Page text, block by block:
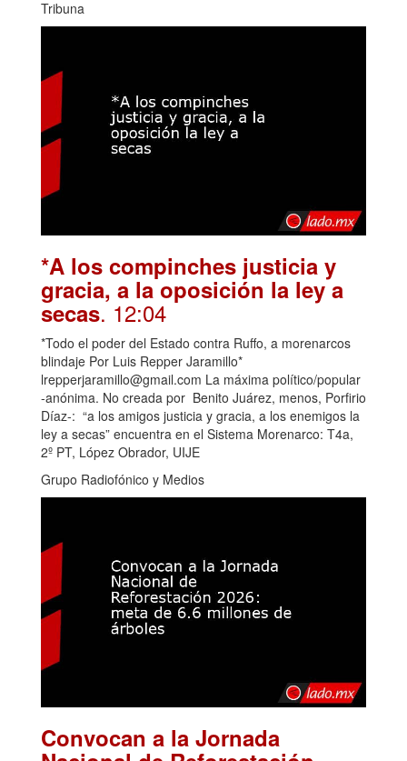
Tribuna
*A los compinches justicia y
gracia, a la oposición la ley a
secas. 12:04
*Todo el poder del Estado contra Ruffo, a morenarcos
blindaje Por Luis Repper Jaramillo*
lrepperjaramillo@gmail.com La máxima político/popular
-anónima. No creada por Benito Juárez, menos, Porfirio
Díaz-: “a los amigos justicia y gracia, a los enemigos la
ley a secas” encuentra en el Sistema Morenarco: T4a,
2º PT, López Obrador, UIJE
Grupo Radiofónico y Medios
Convocan a la Jornada